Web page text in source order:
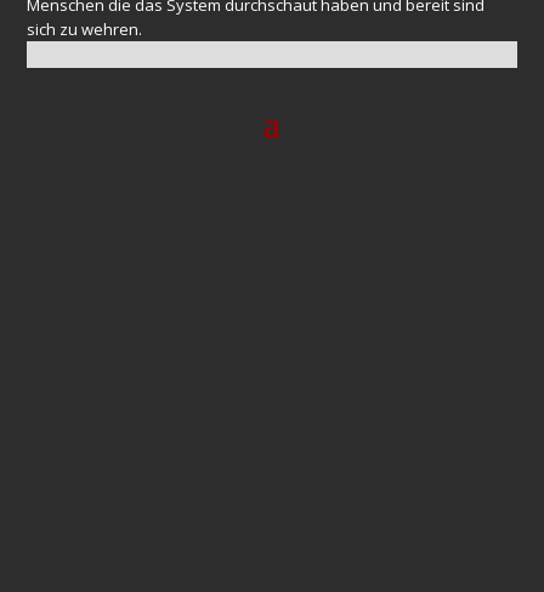
Menschen die das System durchschaut haben und bereit sind
sich zu wehren.